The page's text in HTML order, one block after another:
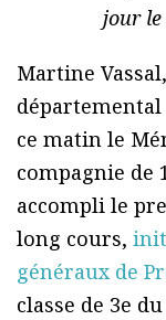
jour le
Martine
départemental
ce matin le
compagnie de
accompli le
long cours,
généraux de
classe de 3e